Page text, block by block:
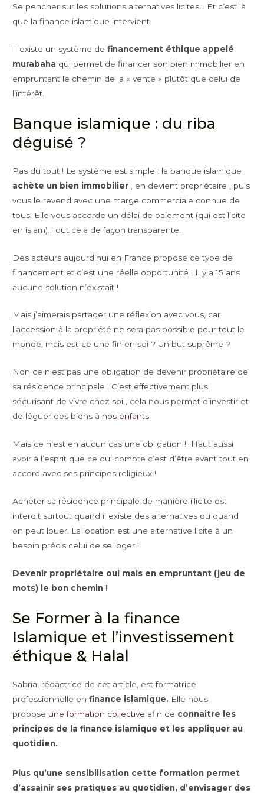
Se pencher sur les solutions alternatives licites… Et c’est là
que la finance islamique intervient.
Il existe un système definancement éthique appelé
murabaha qui permet de financer son bien immobilier en
empruntant le chemin de la « vente » plutôt que celui de
l’intérêt.
Banque islamique : du riba
déguisé ?
Pas du tout ! Le système est simple : la banque islamique
achète un bien immobilier , en devient propriétaire , puis
vous le revend avec une marge commerciale connue de
tous. Elle vous accorde un délai de paiement (qui est licite
en islam). Tout cela de façon transparente.
Des acteurs aujourd’hui en France propose ce type de
financement et c’est une réelle opportunité ! Il y a 15 ans
aucune solution n’existait !
Mais j’aimerais partager une réflexion avec vous, car
l’accession à la propriété ne sera pas possible pour tout le
monde, mais est-ce une fin en soi ? Un but suprême ?
Non ce n’est pas une obligation de devenir propriétaire de
sa résidence principale ! C’est effectivement plus
sécurisant de vivre chez soi , cela nous permet d’investir et
de léguer des biens à nos enfants.
Mais ce n’est en aucun cas une obligation ! Il faut aussi
avoir à l’esprit que ce qui compte c’est d’être avant tout en
accord avec ses principes religieux !
Acheter sa résidence principale de manière illicite est
interdit surtout quand il existe des alternatives ou quand
on peut louer. La location est une alternative licite à un
besoin précis celui de se loger !
Devenir propriétaire oui mais en empruntant (jeu de
mots) le bon chemin !
Se Former à la finance
Islamique et l’investissement
éthique & Halal
Sabria, rédactrice de cet article, est formatrice
professionnelle enfinance islamique. Elle nous
propose une formation collective afin de connaitre les
principes de la finance islamique et les appliquer au
quotidien.
Plus qu’une sensibilisation cette formation permet
d’assainir ses pratiques au quotidien, d’envisager des